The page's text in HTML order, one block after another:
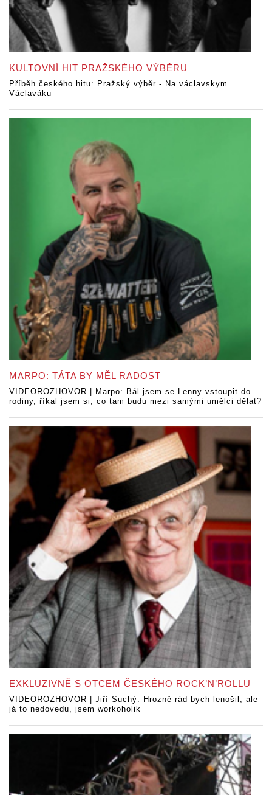
KULTOVNÍ HIT PRAŽSKÉHO VÝBĚRU
Příběh českého hitu: Pražský výběr - Na václavskym
Václaváku
MARPO: TÁTA BY MĚL RADOST
VIDEOROZHOVOR | Marpo: Bál jsem se Lenny vstoupit do
rodiny, říkal jsem si, co tam budu mezi samými umělci dělat?
EXKLUZIVNĚ S OTCEM ČESKÉHO ROCK’N’ROLLU
VIDEOROZHOVOR | Jiří Suchý: Hrozně rád bych lenošil, ale
já to nedovedu, jsem workoholik